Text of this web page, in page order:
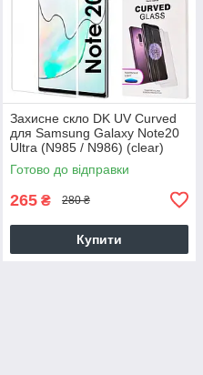
Захисне скло DK UV Curved
для Samsung Galaxy Note20
Ultra (N985 / N986) (clear)
Готово до відправки
265 ₴ 280 ₴
Купити